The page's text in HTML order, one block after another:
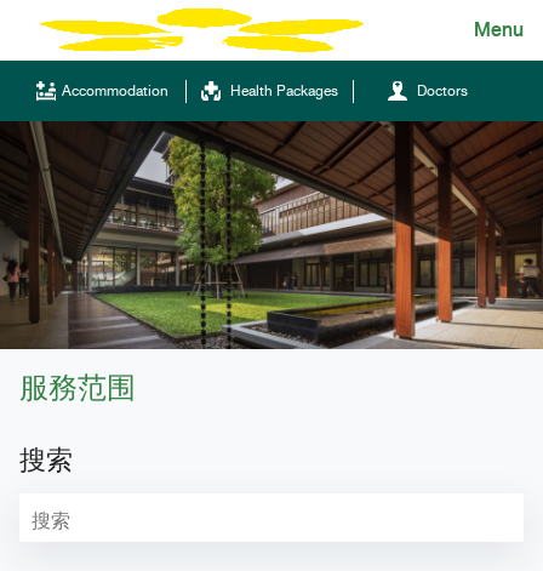
content
Menu
Tel.
English
ไทย
English
Chinese
Accommodation Health Packages Doctors
服務范围
搜索